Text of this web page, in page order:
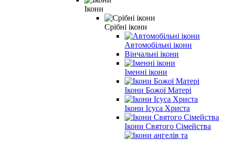
Ікони
Срібні ікони
Автомобільні ікони
Вінчальні ікони
Іменні ікони
Ікони Божої Матері
Ікони Ісуса Христа
Ікони Святого Сімейства